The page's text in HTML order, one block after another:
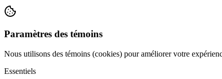
Paramètres des témoins
Nous utilisons des témoins (cookies) pour améliorer votre
Essentiels